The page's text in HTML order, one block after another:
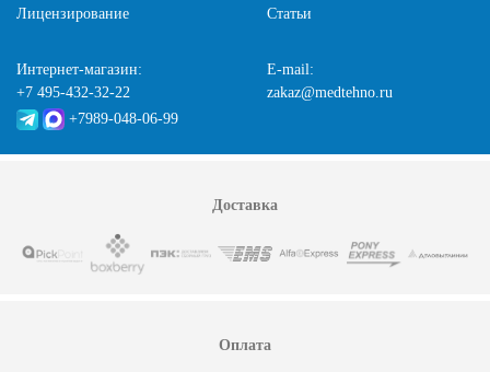
Лицензирование
Статьи
Интернет-магазин:
+7 495-432-32-22
+7989-048-06-99
E-mail:
zakaz@medtehno.ru
Доставка
Оплата